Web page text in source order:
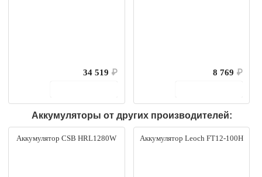
34 519 ₽
8 769 ₽
Аккумуляторы от других производителей:
Аккумулятор CSB HRL1280W Аккумулятор Leoch FT12-100H